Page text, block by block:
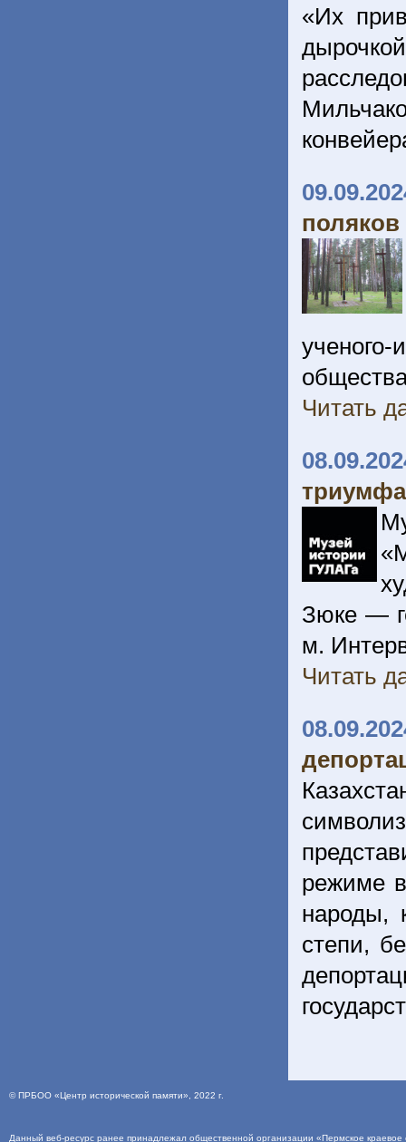
«Их
поляков
Читать
Зюке —
м.
Читать
режиме
народы,
степи,
©ПРБОО «Центр исторической памяти» , 2022 г.
Данный веб-ресурс ранее принадлежал общественной организации «Пермское